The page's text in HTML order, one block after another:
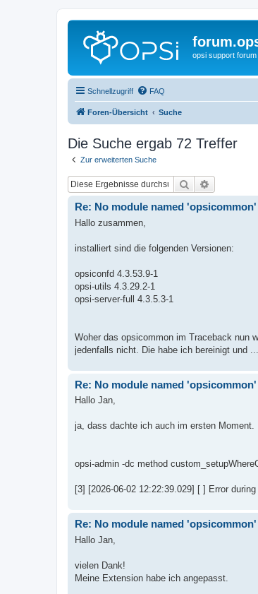
opsi support forum
Schnellzugriff FAQ
Foren-Übersicht Suche
Die Suche ergab 72 Treffer
Zur erweiterten Suche
Suche
Re: No module named 'opsicommon'
Hallo zusammen,
installiert sind die folgenden Versionen:
opsiconfd 4.3.53.9-1
opsi-utils 4.3.29.2-1
opsi-server-full 4.3.5.3-1
Woher das opsicommon im Traceback nun
jedenfalls nicht. Die habe ich bereinigt und ...
Re: No module named 'opsicommon'
Hallo Jan,
ja, dass dachte ich auch im ersten
opsi-admin -dc method
[3] [2026-06-02 12:22:39.029] [ ] Error
Re: No module named 'opsicommon'
Hallo Jan,
vielen Dank!
Meine Extension habe ich angepasst.